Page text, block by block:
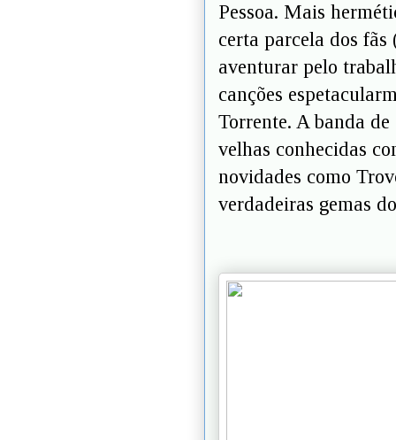
Pessoa. Mais
certa parcela dos
aventurar pelo
canções
Torrente. A banda
velhas conhecidas
novidades como
verdadeiras gemas